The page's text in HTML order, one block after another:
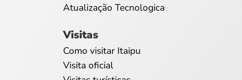
Atualização Tecnologica
Visitas
Como visitar Itaipu
Visita oficial